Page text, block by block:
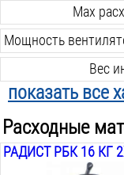
Max
Мощность
Вес
показать все
Расходные